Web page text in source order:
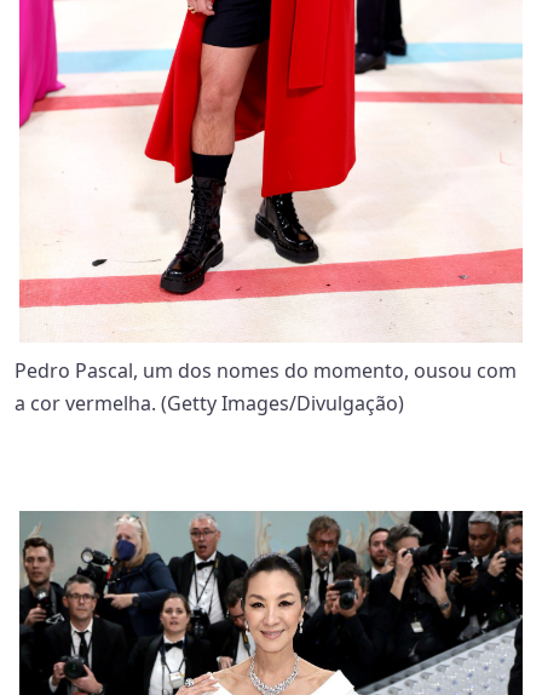
Pedro Pascal, um dos nomes do momento, ousou com
a cor vermelha. (Getty Images/Divulgação)